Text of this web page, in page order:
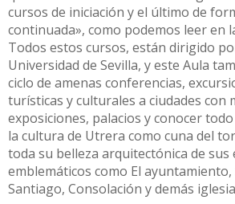
cursos de iniciación y el último de
continuada», como podemos leer en
Todos estos cursos, están dirigido
Universidad de Sevilla, y este Aula
ciclo de amenas conferencias,
turísticas y culturales a ciudades con
exposiciones, palacios y conocer
la cultura de Utrera como cuna del
toda su belleza arquitectónica de sus
emblemáticos como El
Santiago, Consolación y demás